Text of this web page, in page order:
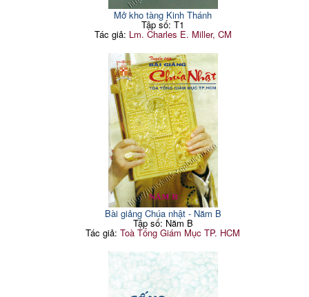
Mở kho tàng Kinh Thánh
Tập số: T1
Tác giả: Lm. Charles E. Miller, CM
Bài giảng Chúa nhật - Năm B
Tập số: Năm B
Tác giả:Toà Tổng Giám Mục TP. HCM